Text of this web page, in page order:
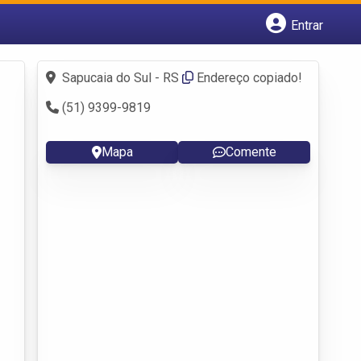
Entrar
Fazer login
Criar conta
Sapucaia do Sul - RS
Endereço copiado!
(51) 9399-9819
Mapa Comente